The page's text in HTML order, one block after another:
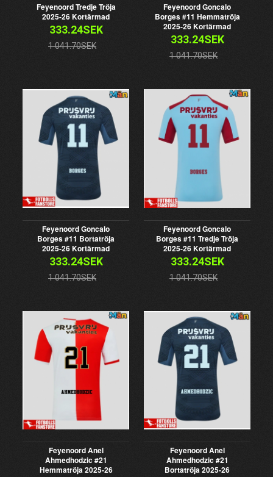
Feyenoord Tredje Tröja
2025-26 Kortärmad
333.24SEK
1 041.70SEK
Feyenoord Goncalo
Borges #11 Hemmatröja
2025-26 Kortärmad
333.24SEK
1 041.70SEK
Feyenoord Goncalo
Borges #11 Bortatröja
2025-26 Kortärmad
333.24SEK
1 041.70SEK
Feyenoord Goncalo
Borges #11 Tredje Tröja
2025-26 Kortärmad
333.24SEK
1 041.70SEK
Feyenoord Anel
Ahmedhodzic #21
Hemmatröja 2025-26
Feyenoord Anel
Ahmedhodzic #21
Bortatröja 2025-26